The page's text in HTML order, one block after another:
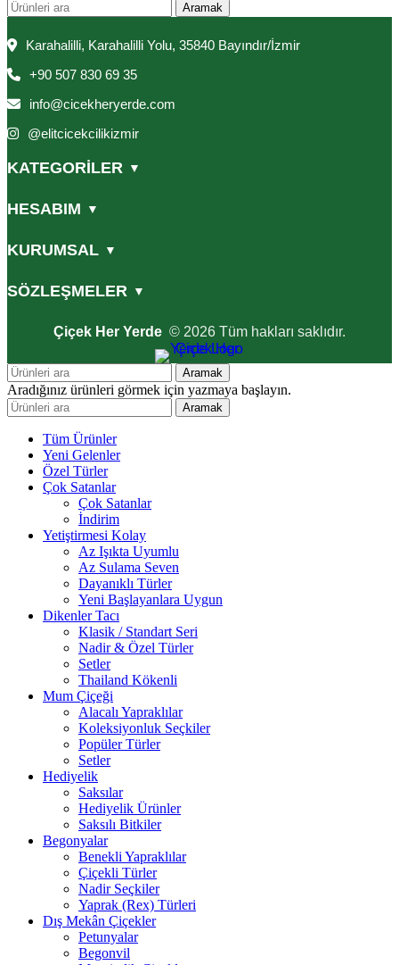
Aramak
Karahalilli, Karahalilli Yolu, 35840 Bayındır/İzmir
+90 507 830 69 35
info@cicekheryerde.com
@elitcicekcilikizmir
KATEGORİLER ▼
HESABIM ▼
KURUMSAL ▼
SÖZLEŞMELER ▼
Çiçek Her Yerde © 2026 Tüm hakları saklıdır.
Aramak
Aradığınız ürünleri görmek için yazmaya başlayın.
Aramak
Tüm Ürünler
Yeni Gelenler
Özel Türler
Çok Satanlar
Çok Satanlar
İndirim
Yetiştirmesi Kolay
Az Işıkta Uyumlu
Az Sulama Seven
Dayanıklı Türler
Yeni Başlayanlara Uygun
Dikenler Tacı
Klasik / Standart Seri
Nadir & Özel Türler
Setler
Thailand Kökenli
Mum Çiçeği
Alacalı Yapraklılar
Koleksiyonluk Seçkiler
Popüler Türler
Setler
Hediyelik
Saksılar
Hediyelik Ürünler
Saksılı Bitkiler
Begonyalar
Benekli Yapraklılar
Çiçekli Türler
Nadir Seçkiler
Yaprak (Rex) Türleri
Dış Mekân Çiçekler
Petunyalar
Begonvil